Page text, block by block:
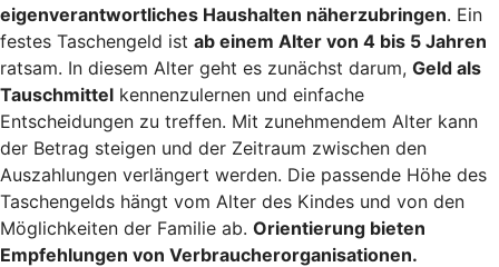
eigenverantwortliches Haushalten näherzubringen. Ein
festes Taschengeld ist ab einem Alter von 4 bis 5 Jahren
ratsam. In diesem Alter geht es zunächst darum, Geld als
Tauschmittel kennenzulernen und einfache
Entscheidungen zu treffen. Mit zunehmendem Alter kann
der Betrag steigen und der Zeitraum zwischen den
Auszahlungen verlängert werden. Die passende Höhe des
Taschengelds hängt vom Alter des Kindes und von den
Möglichkeiten der Familie ab. Orientierung bieten
Empfehlungen von Verbraucherorganisationen.